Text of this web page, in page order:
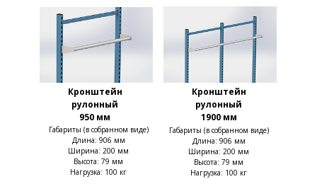
Габариты (в собранном виде)
Длина: 906 мм
Ширина: 200 мм
Высота: 79 мм
Нагрузка: 100 кг
Кронштейн
рулонный
1900 мм
Габариты (в собранном виде)
Длина: 906 мм
Ширина: 200 мм
Высота: 79 мм
Нагрузка: 100 кг
Кронштейн
рулонный
950 мм